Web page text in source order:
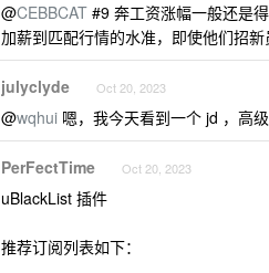
@CEBBCAT #9 奔工资涨幅一般还是
加薪到匹配行情的水准，即使他们招
julyclyde Oct 20, 2023
@wqhui 嗯，我今天看到一个 jd ，高
PerFectTime Oct 20, 2023
uBlackList 插件
推荐订阅列表如下：